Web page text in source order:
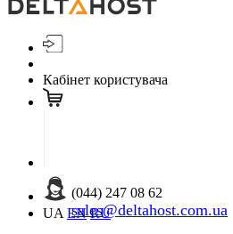
Кабінет користувача
(044) 247 08 62
sales@deltahost.com.ua
UA EN RU